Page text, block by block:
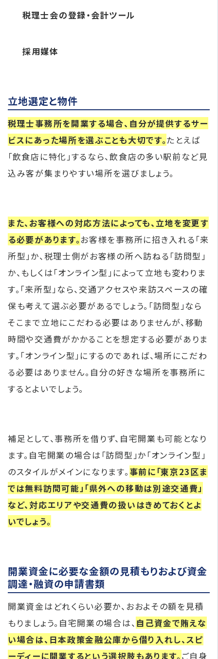
税理士会の登録・会計ツール
採用媒体
立地選定と物件
税理士事務所を開業する場合、自分が提供するサー
ビスにあった場所を選ぶことも大切です。たとえば
「飲食店に特化」するなら、飲食店の多い駅前など見
込み客が集まりやすい場所を選びましょう。
また、お客様への対応方法によっても、立地を変更す
る必要があります。お客様を事務所に招き入れる「来
所型」か、税理士側がお客様の所へ訪ねる「訪問型」
か、もしくは「オンライン型」によって立地も変わりま
す。「来所型」なら、交通アクセスや来訪スペースの確
保も考えて選ぶ必要があるでしょう。「訪問型」なら
そこまで立地にこだわる必要はありませんが、移動
時間や交通費がかかることを想定する必要がありま
す。「オンライン型」にするのであれば、場所にこだわ
る必要はありません。自分の好きな場所を事務所に
するとよいでしょう。
補足として、事務所を借りず、自宅開業も可能となり
ます。自宅開業の場合は「訪問型」か「オンライン型」
のスタイルがメインになります。 事前に「東京23区ま
では無料訪問可能」「県外への移動は別途交通費」
など、対応エリアや交通費の扱いはきめておくとよ
いでしょう。
開業資金に必要な金額の見積もりおよび資金
調達・融資の申請書類
開業資金はどれくらい必要か、おおよその額を見積
もりましょう。自宅開業の場合は、 自己資金で賄えな
い場合は、日本政策金融公庫から借り入れし、スピ
ーディーに開業するという選択肢もあります。ご自身